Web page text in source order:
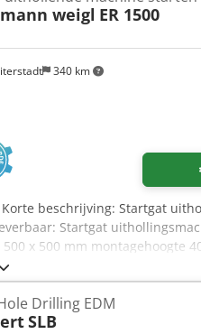
met 18 posities Elektrische
Doorbraakdetectie CAD-
via kleurcode
3-traps ontladingscontrole
Booster voor grote
filtersysteem Boordiepte-
340 km
weigl ER 1500
Korte beschrijving: Startgat
Startgat
x 500 mm montagehoogte
1 - 12 mm Boormachine
slag 80 mm
Drilling EDM
SLB